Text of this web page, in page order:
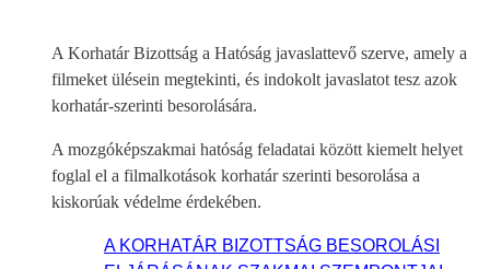
A Korhatár Bizottság a Hatóság javaslattevő szerve, amely a
filmeket ülésein megtekinti, és indokolt javaslatot tesz azok
korhatár-szerinti besorolására.
A mozgóképszakmai hatóság feladatai között kiemelt helyet
foglal el a filmalkotások korhatár szerinti besorolása a
kiskorúak védelme érdekében.
A KORHATÁR BIZOTTSÁG BESOROLÁSI